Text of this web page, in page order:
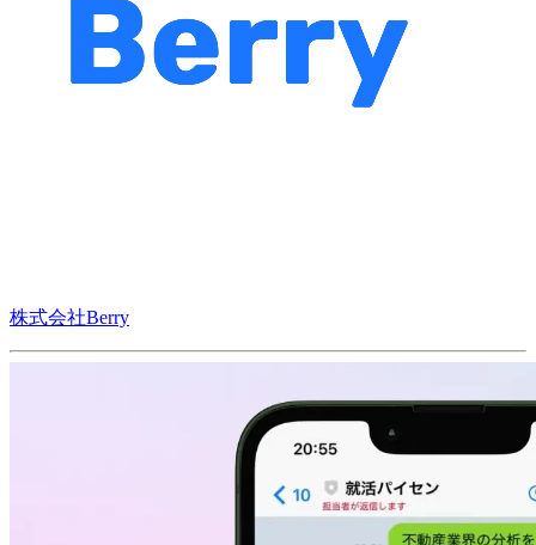
株式会社Berry